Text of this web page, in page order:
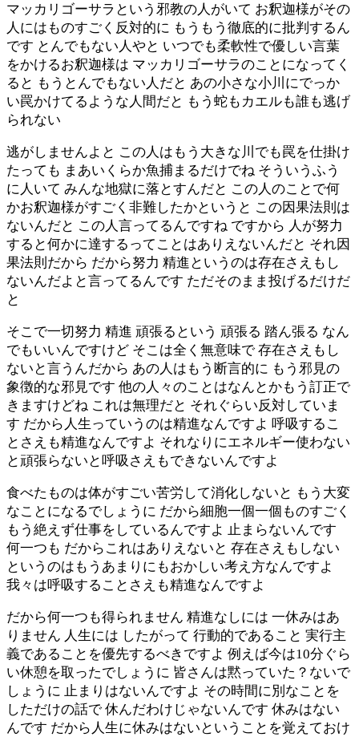
マッカリゴーサラという邪教の人がいて お釈迦様がその
人にはものすごく反対的に もうもう徹底的に批判するん
です とんでもない人やと いつでも柔軟性で優しい言葉
をかけるお釈迦様は マッカリゴーサラのことになってく
ると もうとんでもない人だと あの小さな小川にでっか
い罠かけてるような人間だと もう蛇もカエルも誰も逃げ
られない
逃がしませんよと この人はもう大きな川でも罠を仕掛け
たっても まあいくらか魚捕まるだけでね そういうふう
に人いて みんな地獄に落とすんだと この人のことで何
かお釈迦様がすごく非難したかというと この因果法則は
ないんだと この人言ってるんですね ですから 人が努力
すると何かに達するってことはありえないんだと それ因
果法則だから だから努力 精進というのは存在さえもし
ないんだよと言ってるんです ただそのまま投げるだけだ
と
そこで一切努力 精進 頑張るという 頑張る 踏ん張る なん
でもいいんですけど そこは全く無意味で 存在さえもし
ないと言うんだから あの人はもう断言的に もう邪見の
象徴的な邪見です 他の人々のことはなんとかもう訂正で
きますけどね これは無理だと それぐらい反対していま
す だから人生っていうのは精進なんですよ 呼吸するこ
とさえも精進なんですよ それなりにエネルギー使わない
と頑張らないと呼吸さえもできないんですよ
食べたものは体がすごい苦労して消化しないと もう大変
なことになるでしょうに だから細胞一個一個ものすごく
もう絶えず仕事をしているんですよ 止まらないんです
何一つも だからこれはありえないと 存在さえもしない
というのはもうあまりにもおかしい考え方なんですよ
我々は呼吸することさえも精進なんですよ
だから何一つも得られません 精進なしには 一休みはあ
りません 人生には したがって 行動的であること 実行主
義であることを優先するべきですよ 例えば今は10分ぐら
い休憩を取ったでしょうに 皆さんは黙っていた？ないで
しょうに 止まりはないんですよ その時間に別なことを
しただけの話で 休んだわけじゃないんです 休みはない
んです だから人生に休みはないということを覚えておけ